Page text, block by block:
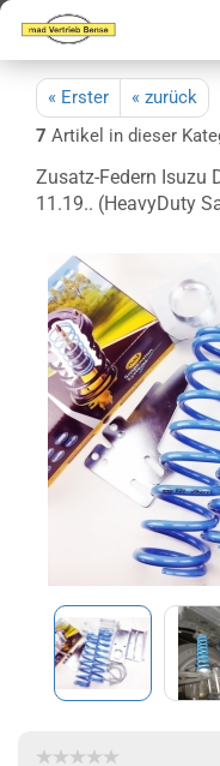
« Erster
« zurück
7 Artikel in dieser
Zusatz-Federn Isuzu
11.19.. (HeavyDuty